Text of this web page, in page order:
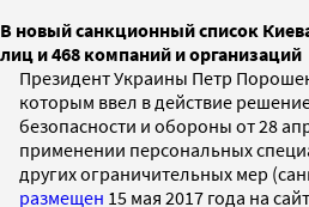
В новый санкционный список
лиц и 468 компаний и организаций
Президент Украины Петр
которым ввел в действие
безопасности и обороны от 28
применении персональных
других ограничительных мер
размещен 15 мая 2017 года на